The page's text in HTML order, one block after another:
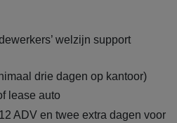
welzijn support
drie dagen op kantoor)
lease auto
ADV en twee extra dagen voor